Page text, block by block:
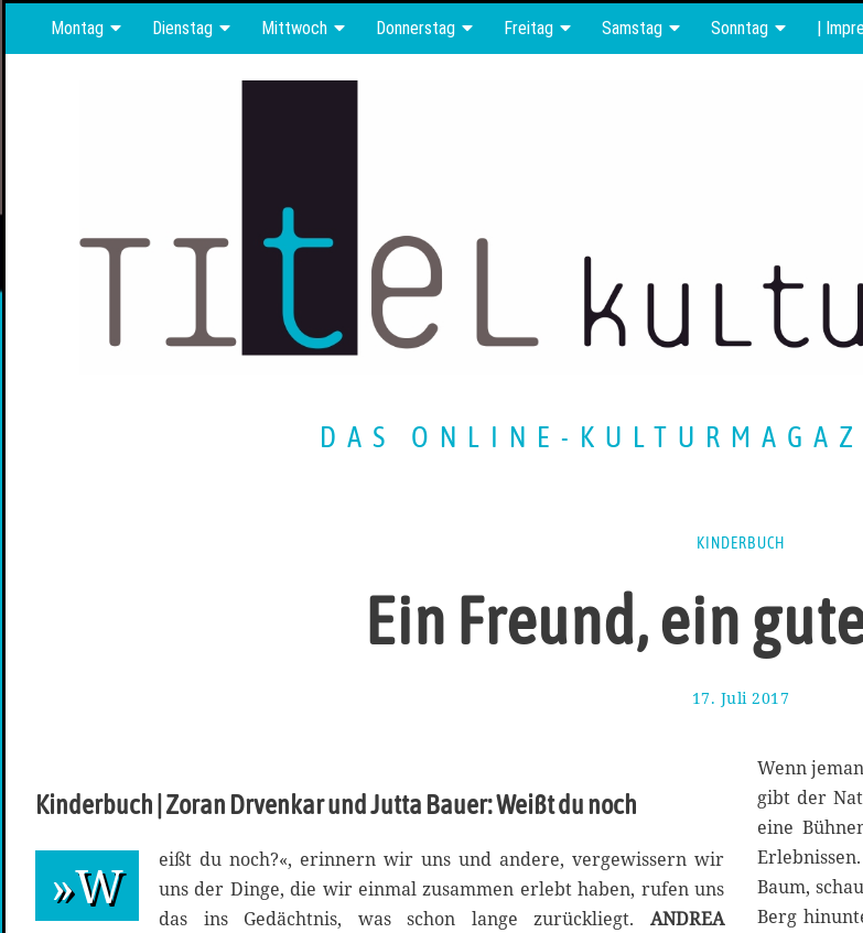
Montag Dienstag Mittwoch Donnerstag Freitag Samstag Sonntag |
DAS ONLINE-
KINDERBUCH
Ein Freund, ein
17. Juli 2017
A
g
u
s
2
0
Kinderbuch | Zoran Drvenkar und Jutta Bauer: Weißt du noch
»W
eißt du noch?«, erinnern wir uns und andere, vergewissern wir
uns der Dinge, die wir einmal zusammen erlebt haben, rufen uns
das ins Gedächtnis, was schon lange zurückliegt. ANDREA
Wenn
gibt der
eine
Baum,
Berg